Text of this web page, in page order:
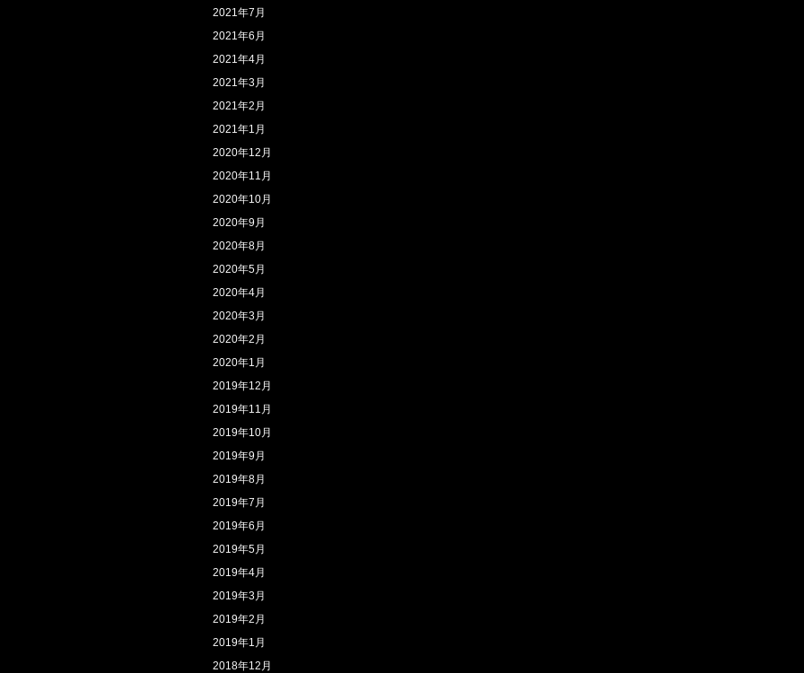
2021年7月
2021年6月
2021年4月
2021年3月
2021年2月
2021年1月
2020年12月
2020年11月
2020年10月
2020年9月
2020年8月
2020年5月
2020年4月
2020年3月
2020年2月
2020年1月
2019年12月
2019年11月
2019年10月
2019年9月
2019年8月
2019年7月
2019年6月
2019年5月
2019年4月
2019年3月
2019年2月
2019年1月
2018年12月